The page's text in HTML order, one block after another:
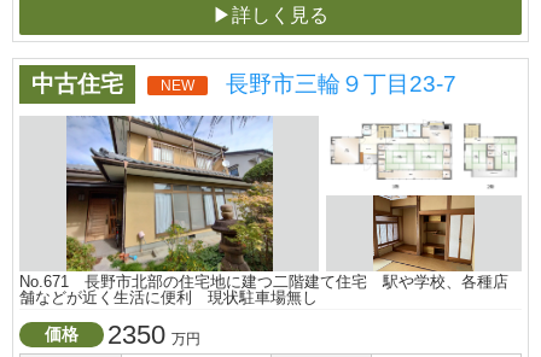
▶詳しく見る
中古住宅 NEW 長野市三輪９丁目23-7
No.671 長野市北部の住宅地に建つ二階建て住宅 駅や学校、各種店
舗などが近く生活に便利 現状駐車場無し
価格 2350 万円